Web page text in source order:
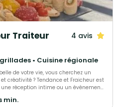
Traiteur 4 avis
• Cuisine régionale
de votre vie, vous cherchez un
créativité ? Tendance et Fraicheur est
réception intime ou un événement
et sur mesure. Tendance et
min.